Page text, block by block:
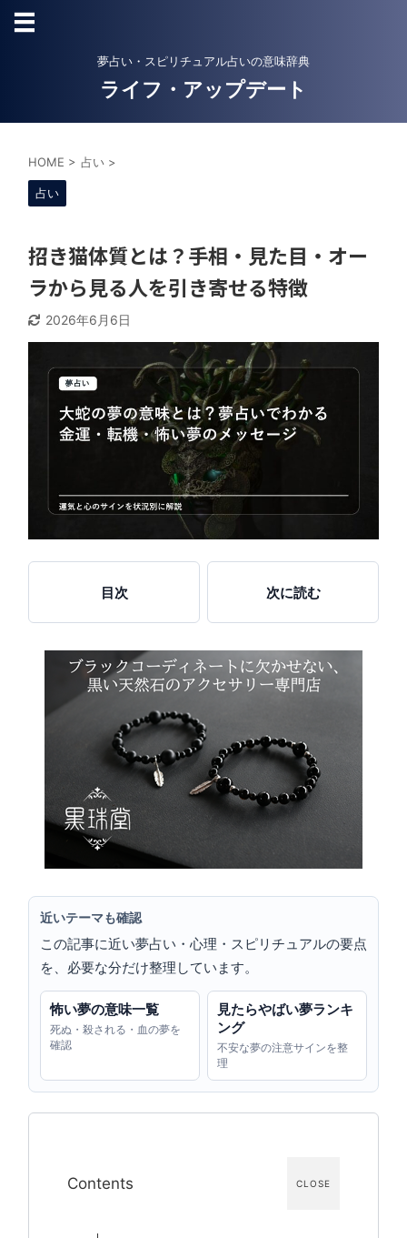
夢占い・スピリチュアル占いの意味辞典
ライフ・アップデート
HOME > 占い >
占い
招き猫体質とは？手相・見た目・オー
ラから見る人を引き寄せる特徴
2026年6月6日
目次 次に読む
近いテーマも確認
この記事に近い夢占い・心理・スピリチュアルの要点
を、必要な分だけ整理しています。
怖い夢の意味一覧
死ぬ・殺される・血の夢を
確認
見たらやばい夢ランキ
ング
不安な夢の注意サインを整
理
CLOSE
Contents